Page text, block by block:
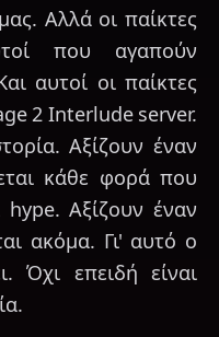
Αλλά οι παίκτες
που αγαπούν
αυτοί οι παίκτες
2 Interlude server.
Αξίζουν έναν
κάθε φορά που
Αξίζουν έναν
ακόμα. Γι' αυτό ο
Όχι επειδή είναι